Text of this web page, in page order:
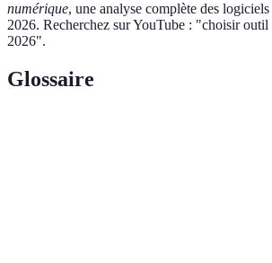
numérique, une analyse complète des
2026. Recherchez sur YouTube : "choisir
2026".
Glossaire